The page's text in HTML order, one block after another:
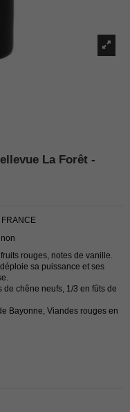
La Forêt -
FRANCE
rouges, notes de vanille.
sa puissance et ses
de chêne neufs, 1/3 en fûts de
Bayonne, Viandes rouges en